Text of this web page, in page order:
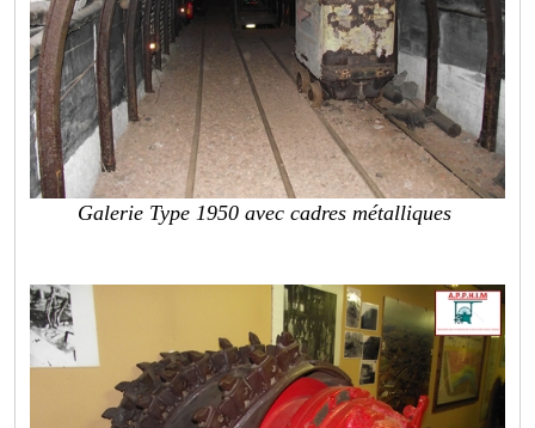
Galerie Type 1950 avec cadres métalliques